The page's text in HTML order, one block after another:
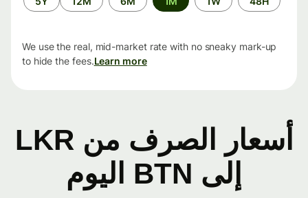
الزمنية
We use the real, mid-market rate with no sneaky mark-up
to hide the fees.Learn more
أسعار الصرف من LKR
إلى BTN اليوم